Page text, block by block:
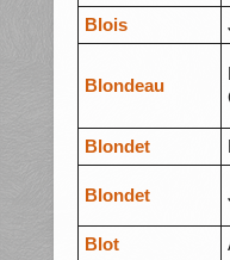
Blois
Blondeau
Blondet
Blondet
Blot